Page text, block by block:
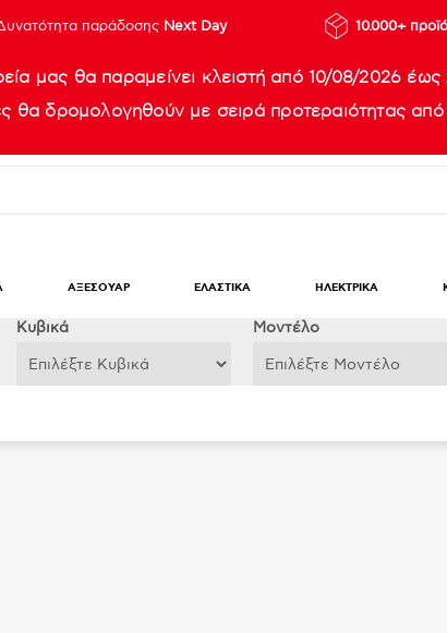
παράδοσης Next Day 10.000+
μας θα παραμείνει κλειστή από 10/08/2026
θα δρομολογηθούν με σειρά προτεραιότητας
ΑΞΕΣΟΥΑΡ ΕΛΑΣΤΙΚΑ ΗΛΕΚΤΡΙΚΑ
Κυβικά Μοντέλο